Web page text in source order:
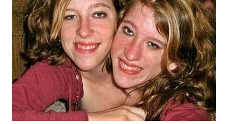
TAPANULI
SELATAN
WN
TANJUNG
LESUNG
WN
KARO